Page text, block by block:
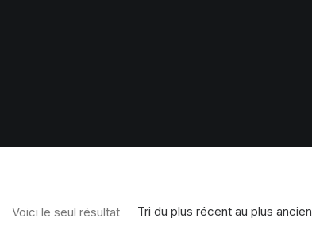
Tri du plus récent au plus ancien
Voici le seul résultat